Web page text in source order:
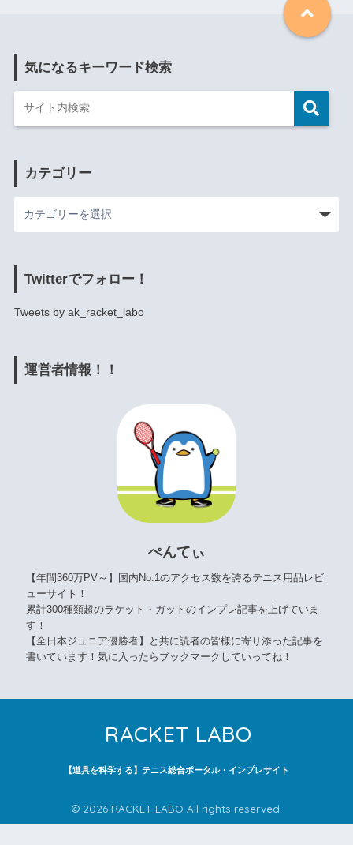
気になるキーワード検索
カテゴリー
Twitterでフォロー！
Tweets by ak_racket_labo
運営者情報！！
ぺんてぃ
【年間360万PV～】国内No.1のアクセス数を誇るテニス用品レビ
ューサイト！
累計300種類超のラケット・ガットのインプレ記事を上げていま
す！
【全日本ジュニア優勝者】と共に読者の皆様に寄り添った記事を
書いています！気に入ったらブックマークしていってね！
RACKET LABO
【道具を科学する】テニス総合ポータル・インプレサイト
© 2026 RACKET LABO All rights reserved.